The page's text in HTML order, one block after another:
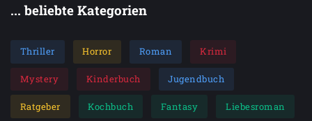
... beliebte Kategorien
Thriller Horror Roman Krimi
Mystery Kinderbuch Jugendbuch
Ratgeber Kochbuch Fantasy Liebesroman